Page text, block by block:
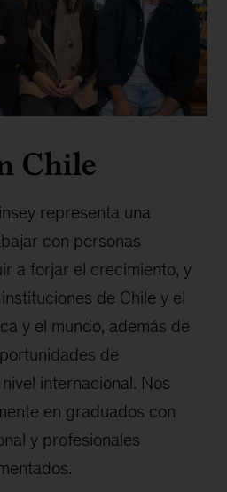
Chile
representa una
con personas
a forjar el crecimiento, y
de Chile y el
y el mundo, además de
de
internacional. Nos
en graduados con
y profesionales